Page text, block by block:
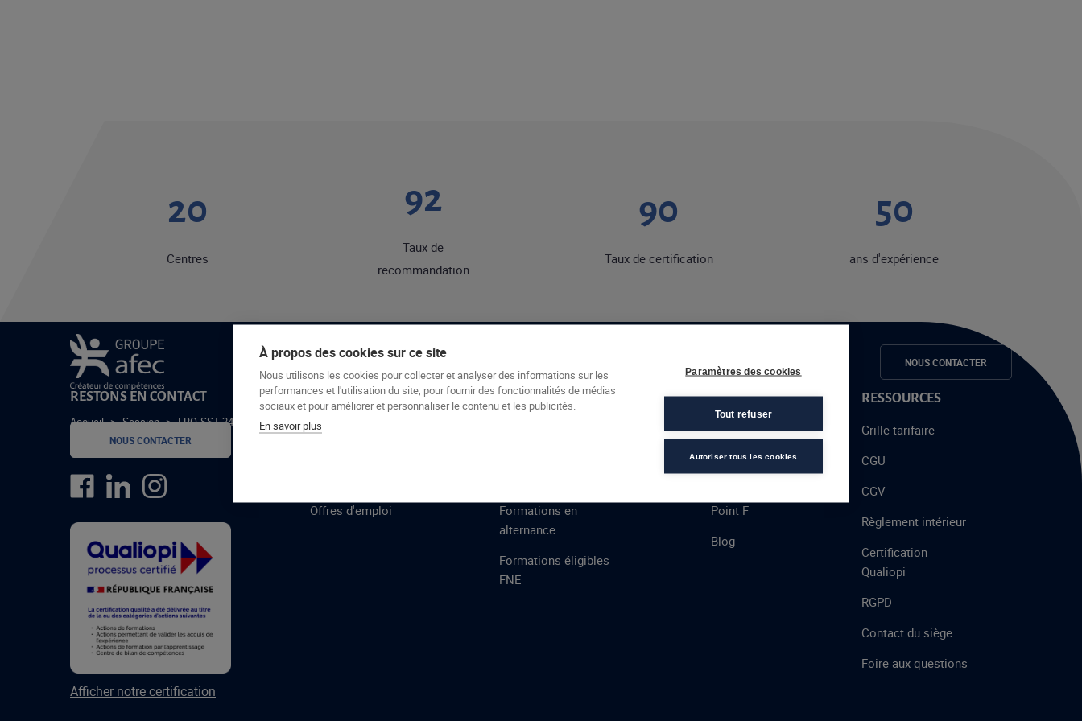
Le groupe Afec Formations Espace candidats NOUS CONTACTER
Accueil > Session > LRO-SST-24-5
20
Centres
92
Taux de
recommandation
90
Taux de certification
50
ans d'expérience
RESTONS EN CONTACT
NOUS CONTACTER
Afficher notre certification
GROUPE AFEC
Formations
Offres d'emploi
PRESTATIONS
Formations en
alternance
Formations éligibles
FNE
À PROPOS
Talent
Point F
Blog
RESSOURCES
Grille tarifaire
CGU
CGV
Règlement intérieur
Certification
Qualiopi
RGPD
Contact du siège
Foire aux questions
À propos des cookies sur ce site
Nous utilisons les cookies pour collecter et analyser des informations sur les
performances et l'utilisation du site, pour fournir des fonctionnalités de médias
sociaux et pour améliorer et personnaliser le contenu et les publicités.
En savoir plus
Paramètres des cookies
Tout refuser
Autoriser tous les cookies